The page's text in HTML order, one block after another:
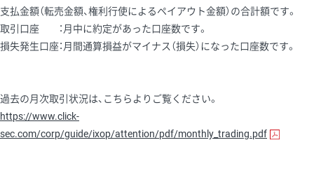
支払金額（転売金額、権利行使によるペイアウト金額）の合計額です。
取引口座 ：月中に約定があった口座数です。
損失発生口座：月間通算損益がマイナス（損失）になった口座数です。
過去の月次取引状況は、こちらよりご覧ください。
https://www.click-
sec.com/corp/guide/ixop/attention/pdf/monthly_trading.pdf